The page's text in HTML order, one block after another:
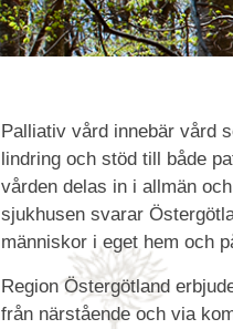
Palliativ vård innebär vård
lindring och stöd till både
vården delas in i allmän
sjukhusen svarar
människor i eget hem och
Region Östergötland
från närstående och via